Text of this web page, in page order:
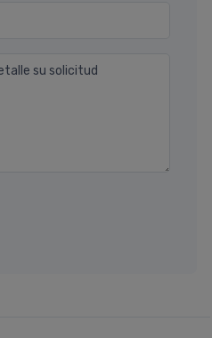
su solicitud